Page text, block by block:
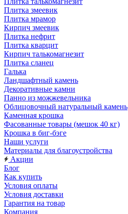
Плитка змеевик
Плитка мрамор
Кирпич змеевик
Плитка нефрит
Плитка кварцит
Кирпич талькомагнезит
Плитка сланец
Галька
Ландшафтный камень
Декоративные камни
Панно из можжевельника
Облицовочный натуральный камень
Каменная крошка
Фасованные товары (мешок 40 кг)
Крошка в биг-бэге
Наши услуги
Материалы для благоустройства
Акции
Блог
Как купить
Условия оплаты
Условия доставки
Гарантия на товар
Компания